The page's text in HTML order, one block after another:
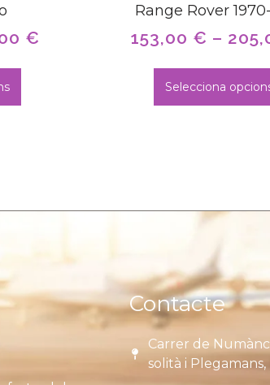
€
Range Rover
153,00 € –
Selecciona
Contacte
Carrer de
solità i